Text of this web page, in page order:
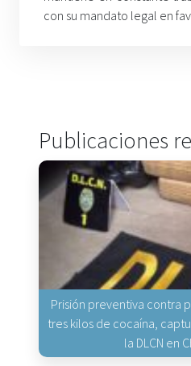
con su mandato legal en
Publicaciones
Prisión preventiva contra
tres kilos de cocaína,
la DLCN en